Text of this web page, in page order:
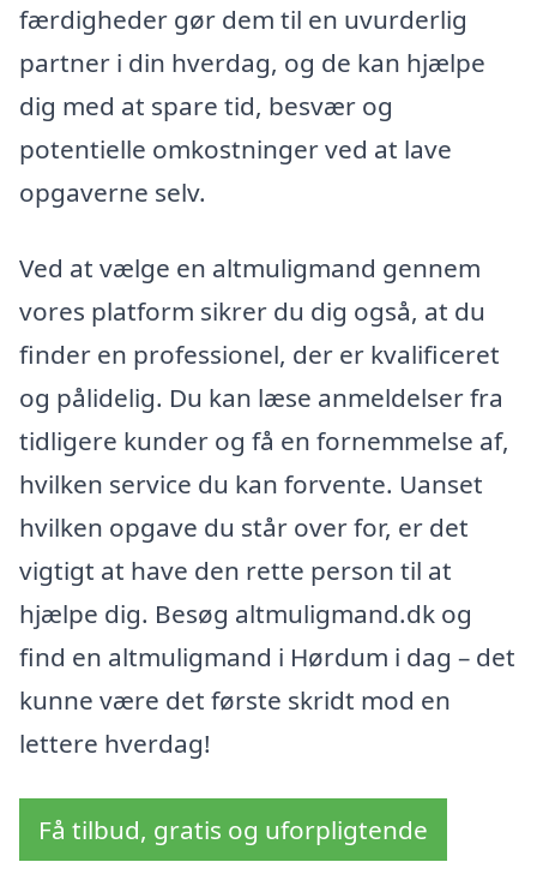
færdigheder gør dem til en uvurderlig
partner i din hverdag, og de kan hjælpe
dig med at spare tid, besvær og
potentielle omkostninger ved at lave
opgaverne selv.
Ved at vælge en altmuligmand gennem
vores platform sikrer du dig også, at du
finder en professionel, der er kvalificeret
og pålidelig. Du kan læse anmeldelser fra
tidligere kunder og få en fornemmelse af,
hvilken service du kan forvente. Uanset
hvilken opgave du står over for, er det
vigtigt at have den rette person til at
hjælpe dig. Besøg altmuligmand.dk og
find en altmuligmand i Hørdum i dag – det
kunne være det første skridt mod en
lettere hverdag!
Få tilbud, gratis og uforpligtende